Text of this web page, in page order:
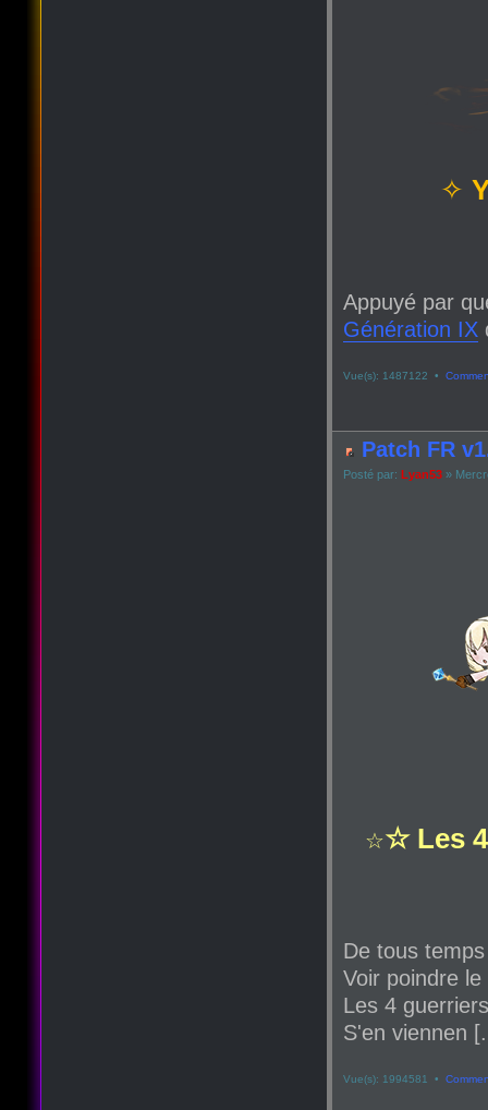
✧
Appuyé par
Génération IX
Vue(s): 1487122 •
Patch FR
Posté par: Lyan53 »
☆☆ Les
De tous
Voir poindre
Les 4
S'en viennen
Vue(s): 1994581 •